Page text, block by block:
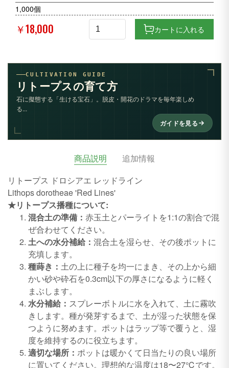
1,000個
￥18,000 カートに入れる
CULTIVATION GUIDE
リトープスの育て方
石に擬態する「生ける宝石」。脱皮・開花のドラマを毎年楽しめ
る...
ガイドを見る
商品説明
追加情報
リトープス ドロシアエ レッドライン
Lithops dorotheae 'Red Lines'
★リトープス播種について:
混合土の準備： 赤玉土とパーライトを1:1の割合で混
ぜ合わせてください。
土への水分補給： 混合土を湿らせ、その後ポットに
充填します。
種蒔き： 土の上に種子を均一にまき、その上から細
かい砂や砕石を0.3cm以下の厚さになるように軽く
まぶします。
水分補給： スプレーボトルに水を入れて、土に霧吹
きします。種が発芽するまで、土が湿った状態を保
つように努めます。ポットはラップ等で覆うと、湿
度を維持するのに役立ちます。
適切な場所： ポットは暖かくて日当たりの良い場所
に置いてください。理想的な温度は18〜27℃です。